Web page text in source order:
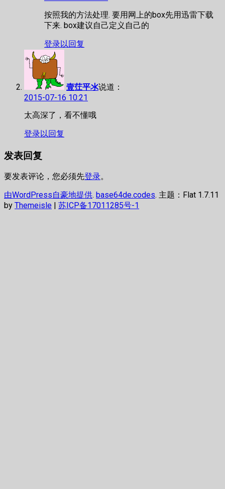
按照我的方法处理. 要用网上的box先用迅雷下载
下来. box建议自己定义自己的
登录以回复
壹茳平氺说道：
2015-07-16 10:21
太高深了，看不懂哦
登录以回复
发表回复
要发表评论，您必须先登录。
由WordPress自豪地提供. base64de.codes. 主题：Flat 1.7.11
by Themeisle 苏ICP备17011285号-1